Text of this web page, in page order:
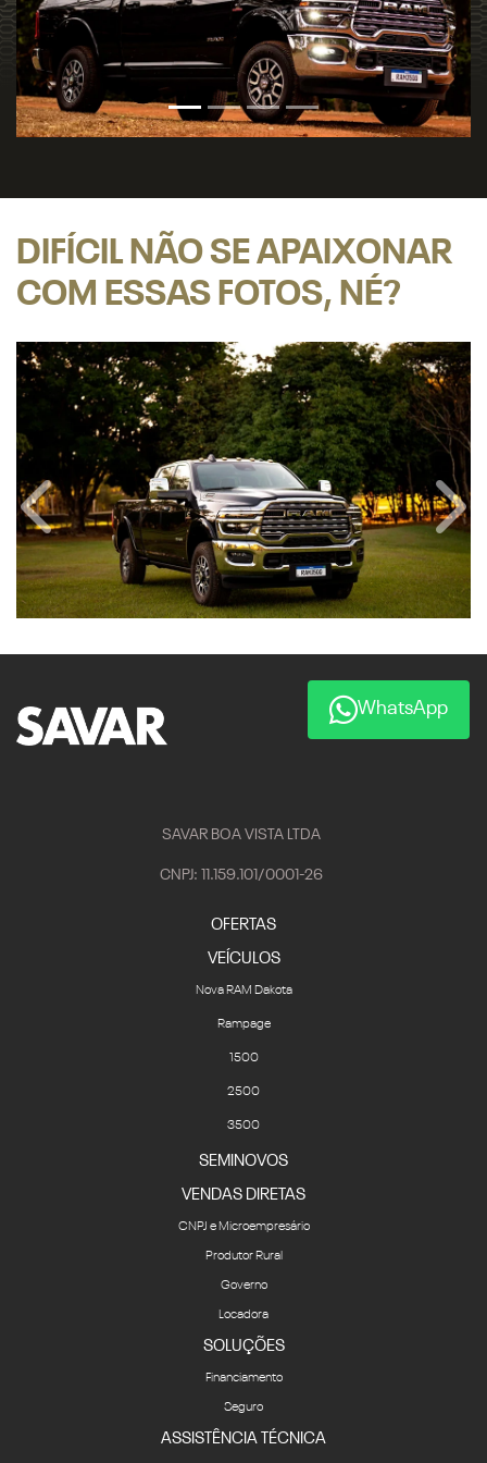
DIFÍCIL NÃO SE APAIXONAR
COM ESSAS FOTOS, NÉ?
Anterior
SAVAR BOA VISTA LTDA
CNPJ: 11.159.101/0001-26
OFERTAS
VEÍCULOS
Nova RAM Dakota
Rampage
1500
2500
3500
SEMINOVOS
VENDAS DIRETAS
CNPJ e Microempresário
Produtor Rural
Governo
Locadora
SOLUÇÕES
Financiamento
Seguro
ASSISTÊNCIA TÉCNICA
WhatsApp